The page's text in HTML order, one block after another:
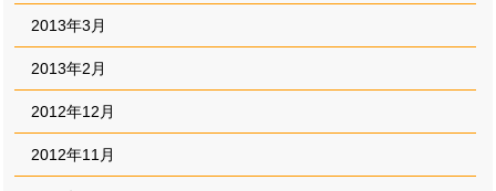
2013年3月
2013年2月
2012年12月
2012年11月